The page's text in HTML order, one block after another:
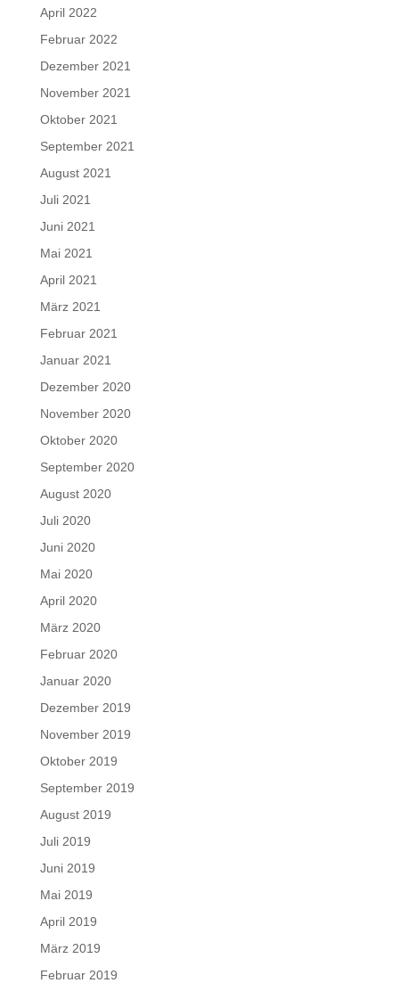
April 2022
Februar 2022
Dezember 2021
November 2021
Oktober 2021
September 2021
August 2021
Juli 2021
Juni 2021
Mai 2021
April 2021
März 2021
Februar 2021
Januar 2021
Dezember 2020
November 2020
Oktober 2020
September 2020
August 2020
Juli 2020
Juni 2020
Mai 2020
April 2020
März 2020
Februar 2020
Januar 2020
Dezember 2019
November 2019
Oktober 2019
September 2019
August 2019
Juli 2019
Juni 2019
Mai 2019
April 2019
März 2019
Februar 2019